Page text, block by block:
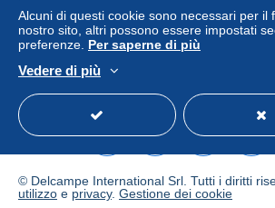
Diritto di recesso|Spese di
dell'acquirente.
Per conoscere i termini per il reso e
dell'oggetto
Gastos de envío España 7E correo
Correo ordinario 2E
Registered post European Union
tracking number)(assured by 30
Alcuni di questi cookie sono necessari per il
nostro sito, altri possono essere impostati
preferenze. Per saperne di più
Vedere di più
© Delcampe International Srl. Tutti i diritti
utilizzo e privacy. Gestione dei cookie